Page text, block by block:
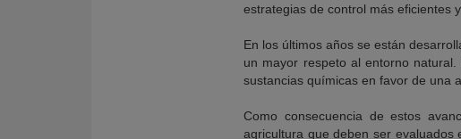
estrategias de control más eficientes
En los últimos años se están
un mayor respeto al entorno
sustancias químicas en favor de una
Como consecuencia de estos
agricultura que deben ser